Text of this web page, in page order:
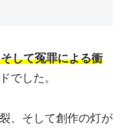
して冤罪による衝
でした。
、そして創作の灯が